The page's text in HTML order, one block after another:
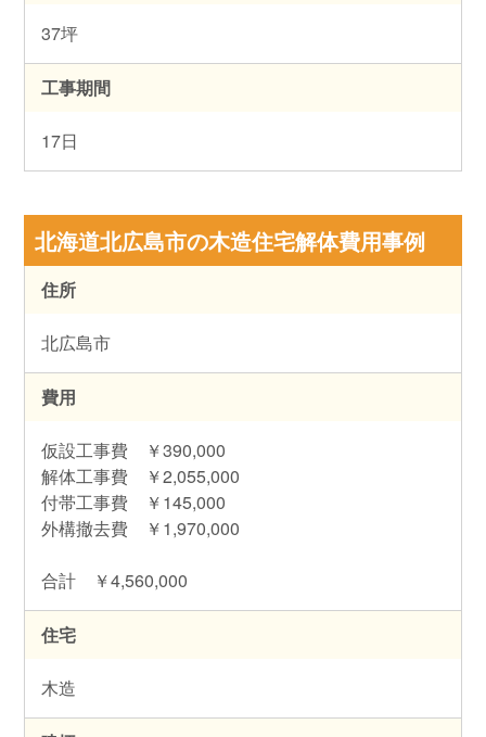
37坪
工事期間
17日
北海道北広島市の木造住宅解体費用事例
住所
北広島市
費用
仮設工事費 ￥390,000
解体工事費 ￥2,055,000
付帯工事費 ￥145,000
外構撤去費 ￥1,970,000
合計 ￥4,560,000
住宅
木造